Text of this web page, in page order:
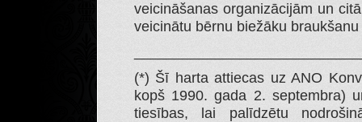
veicināšanas organizācijām un
veicinātu bērnu biežāku
(*) Šī harta attiecas uz ANO
kopš 1990. gada 2. septembra)
tiesības, lai palīdzētu